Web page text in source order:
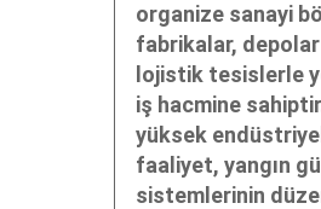
organize sanayi
fabrikalar,
lojistik tesislerle
iş hacmine
yüksek endüstriyel
faaliyet, yangın
sistemlerinin